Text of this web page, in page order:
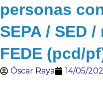
personas
SEPA / SED /
FEDE (pcd/
Óscar Raya 14/05/